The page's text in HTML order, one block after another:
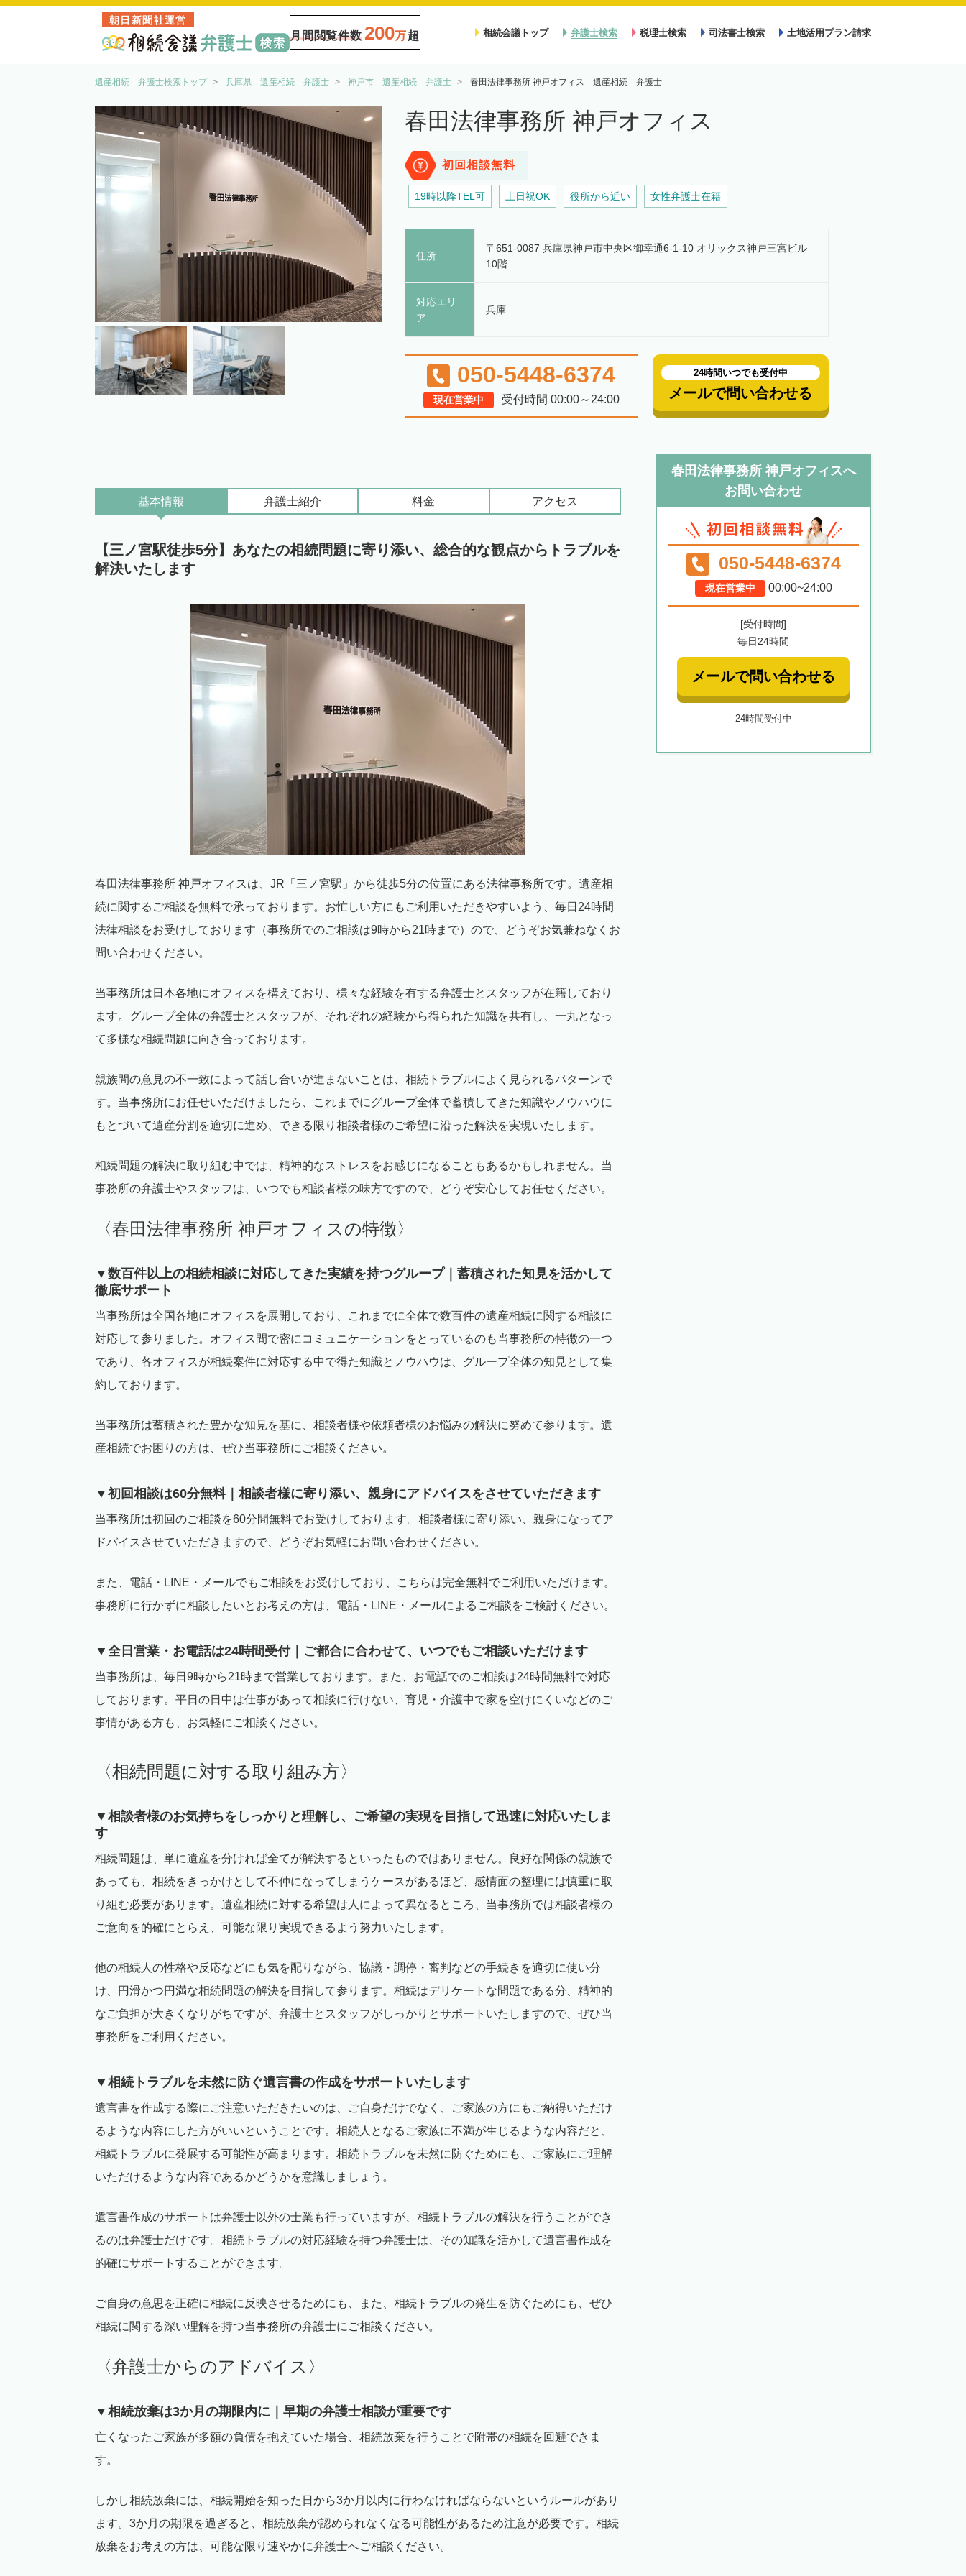
朝日新聞社運営
月間閲覧件数 200万超 相続会議トップ 弁護士検索 税理士検索 司法書士検索 土地活用プラン請求
遺産相続 弁護士検索トップ 兵庫県 遺産相続 弁護士 神戸市 遺産相続 弁護士 春田法律事務所 神戸オフィス 遺産相続 弁護士
春田法律事務所 神戸オフィス
初回相談無料
19時以降TEL可 土日祝OK 役所から近い 女性弁護士在籍
住所
〒651-0087 兵庫県神戸市中央区御幸通6-1-10 オリックス神戸三宮ビル
10階
対応エリ
ア
兵庫
050-5448-6374
現在営業中 受付時間 00:00～24:00
24時間いつでも受付中
メールで問い合わせる
基本情報 弁護士紹介 料金 アクセス
【三ノ宮駅徒歩5分】あなたの相続問題に寄り添い、総合的な観点からトラブルを
解決いたします
春田法律事務所 神戸オフィスは、 JR 「三ノ宮駅」から徒歩5分の位置にある法律事務所です。遺産相
続に関するご相談を無料で承っております。お忙しい方にもご利用いただきやすいよう、毎日 24時間
法律相談をお受けしております（事務所でのご相談は9時から21時まで）ので、どうぞお気兼ねなくお
問い合わせください。
当事務所は日本各地にオフィスを構えており、様々な経験を有する弁護士とスタッフが在籍しており
ます。グループ全体の弁護士とスタッフが、それぞれの経験から得られた知識を共有し、一丸となっ
て多様な相続問題に向き合っております。
親族間の意見の不一致によって話し合いが進まないことは、相続トラブルによく見られるパターンで
す。当事務所にお任せいただけましたら、これまでにグループ全体で蓄積してきた知識やノウハウに
もとづいて遺産分割を適切に進め、できる限り相談者様のご希望に沿った解決を実現いたします。
相続問題の解決に取り組む中では、精神的なストレスをお感じになることもあるかもしれません。当
事務所の弁護士やスタッフは、いつでも相談者様の味方ですので、どうぞ安心してお任せください。
〈春田法律事務所 神戸オフィスの特徴〉
▼数百件以上の相続相談に対応してきた実績を持つグループ｜蓄積された知見を活かして
徹底サポート
当事務所は全国各地にオフィスを展開しており、これまでに全体で数百件の遺産相続に関する相談に
対応して参りました。オフィス間で密にコミュニケーションをとっているのも当事務所の特徴の一つ
であり、各オフィスが相続案件に対応する中で得た知識とノウハウは、グループ全体の知見として集
約しております。
当事務所は蓄積された豊かな知見を基に、相談者様や依頼者様のお悩みの解決に努めて参ります。遺
産相続でお困りの方は、ぜひ当事務所にご相談ください。
▼初回相談は60分無料｜相談者様に寄り添い、親身にアドバイスをさせていただきます
当事務所は初回のご相談を60分間無料でお受けしております。相談者様に寄り添い、親身になってア
ドバイスさせていただきますので、どうぞお気軽にお問い合わせください。
また、電話・ LINE ・メールでもご相談をお受けしており、こちらは完全無料でご利用いただけます。
事務所に行かずに相談したいとお考えの方は、電話・ LINE ・メールによるご相談をご検討ください。
▼全日営業・お電話は24時間受付｜ご都合に合わせて、いつでもご相談いただけます
当事務所は、毎日 9時から21時まで営業しております。また、お電話でのご相談は24時間無料で対応
しております。平日の日中は仕事があって相談に行けない、育児・介護中で家を空けにくいなどのご
事情がある方も、お気軽にご相談ください。
〈相続問題に対する取り組み方〉
▼相談者様のお気持ちをしっかりと理解し、ご希望の実現を目指して迅速に対応いたしま
す
相続問題は、単に遺産を分ければ全てが解決するといったものではありません。良好な関係の親族で
あっても、相続をきっかけとして不仲になってしまうケースがあるほど、感情面の整理には慎重に取
り組む必要があります。遺産相続に対する希望は人によって異なるところ、当事務所では相談者様の
ご意向を的確にとらえ、可能な限り実現できるよう努力いたします。
他の相続人の性格や反応などにも気を配りながら、協議・調停・審判などの手続きを適切に使い分
け、円滑かつ円満な相続問題の解決を目指して参ります。相続はデリケートな問題である分、精神的
なご負担が大きくなりがちですが、弁護士とスタッフがしっかりとサポートいたしますので、ぜひ当
事務所をご利用ください。
▼相続トラブルを未然に防ぐ遺言書の作成をサポートいたします
遺言書を作成する際にご注意いただきたいのは、ご自身だけでなく、ご家族の方にもご納得いただけ
るような内容にした方がいいということです。相続人となるご家族に不満が生じるような内容だと、
相続トラブルに発展する可能性が高まります。相続トラブルを未然に防ぐためにも、ご家族にご理解
いただけるような内容であるかどうかを意識しましょう。
遺言書作成のサポートは弁護士以外の士業も行っていますが、相続トラブルの解決を行うことができ
るのは弁護士だけです。相続トラブルの対応経験を持つ弁護士は、その知識を活かして遺言書作成を
的確にサポートすることができます。
ご自身の意思を正確に相続に反映させるためにも、また、相続トラブルの発生を防ぐためにも、ぜひ
相続に関する深い理解を持つ当事務所の弁護士にご相談ください。
〈弁護士からのアドバイス〉
▼相続放棄は3か月の期限内に｜早期の弁護士相談が重要です
亡くなったご家族が多額の負債を抱えていた場合、相続放棄を行うことで附帯の相続を回避できま
す。
しかし相続放棄には、相続開始を知った日から3か月以内に行わなければならないというルールがあり
ます。 3か月の期限を過ぎると、相続放棄が認められなくなる可能性があるため注意が必要です。相続
放棄をお考えの方は、可能な限り速やかに弁護士へご相談ください。
春田法律事務所 神戸オフィスへ
お問い合わせ
050-5448-6374
現在営業中 00:00~24:00
[受付時間]
毎日24時間
メールで問い合わせる
24時間受付中